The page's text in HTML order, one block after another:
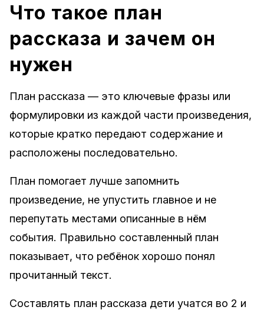
Что такое план
рассказа и зачем он
нужен
План рассказа — это ключевые фразы или
формулировки из каждой части произведения,
которые кратко передают содержание и
расположены последовательно.
План помогает лучше запомнить
произведение, не упустить главное и не
перепутать местами описанные в нём
события. Правильно составленный план
показывает, что ребёнок хорошо понял
прочитанный текст.
Составлять план рассказа дети учатся во 2 и